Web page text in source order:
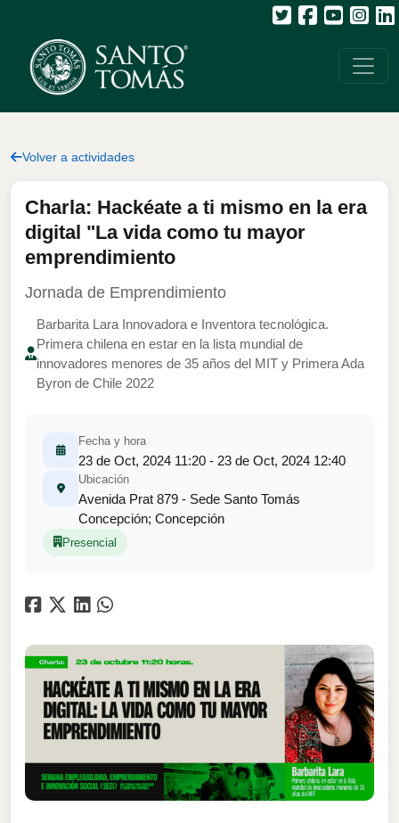
Volver a actividades
Charla: Hackéate a ti mismo en la era
digital "La vida como tu mayor
emprendimiento
Jornada de Emprendimiento
Barbarita Lara Innovadora e Inventora tecnológica.
Primera chilena en estar en la lista mundial de
innovadores menores de 35 años del MIT y Primera Ada
Byron de Chile 2022
Fecha y hora
23 de Oct, 2024 11:20 - 23 de Oct, 2024 12:40
Ubicación
Avenida Prat 879 - Sede Santo Tomás
Concepción; Concepción
Presencial